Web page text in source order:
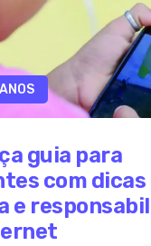
guia para
com dicas
e